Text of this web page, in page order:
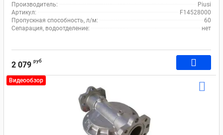
Производитель:
Piusi
Артикул:
F14528000
Пропускная способность, л/м:
60
Сепарация, водоотделение:
нет
2 079 руб
Видеообзор